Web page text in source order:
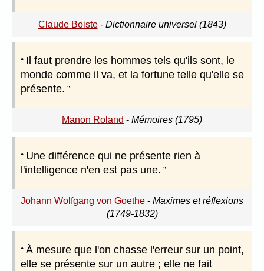
Claude Boiste- Dictionnaire universel (1843)
Il faut prendre les hommes tels qu'ils sont, le
monde comme il va, et la fortune telle qu'elle se
présente.
Manon Roland - Mémoires (1795)
Une différence qui ne présente rien à
l'intelligence n'en est pas une.
Johann Wolfgang von Goethe - Maximes et réflexions
(1749-1832)
À mesure que l'on chasse l'erreur sur un point,
elle se présente sur un autre ; elle ne fait